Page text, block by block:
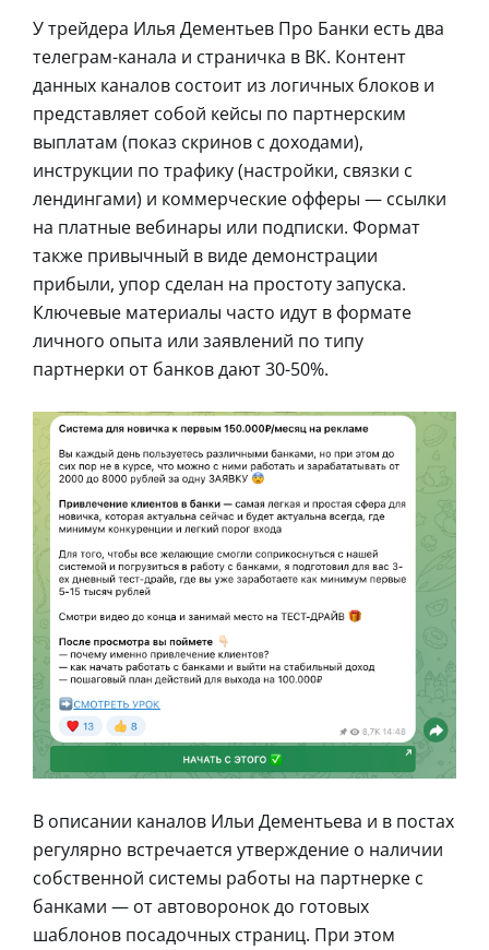
У трейдера Илья Дементьев Про Банки есть два
телеграм-канала и страничка в ВК. Контент
данных каналов состоит из логичных блоков и
представляет собой кейсы по партнерским
выплатам (показ скринов с доходами),
инструкции по трафику (настройки, связки с
лендингами) и коммерческие офферы — ссылки
на платные вебинары или подписки. Формат
также привычный в виде демонстрации
прибыли, упор сделан на простоту запуска.
Ключевые материалы часто идут в формате
личного опыта или заявлений по типу
партнерки от банков дают 30-50%.
В описании каналов Ильи Дементьева и в постах
регулярно встречается утверждение о наличии
собственной системы работы на партнерке с
банками — от автоворонок до готовых
шаблонов посадочных страниц. При этом